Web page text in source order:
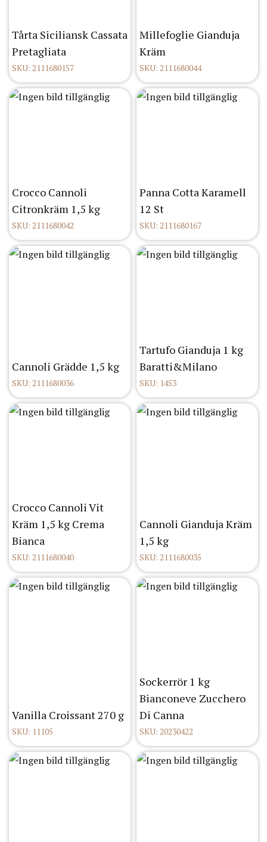
Tårta Siciliansk Cassata
Pretagliata
SKU: 2111680157
Millefoglie Gianduja
Kräm
SKU: 2111680044
Crocco Cannoli
Citronkräm 1,5 kg
SKU: 2111680042
Panna Cotta Karamell
12 St
SKU: 2111680167
Cannoli Grädde 1,5 kg
SKU: 2111680036
Tartufo Gianduja 1 kg
Baratti&Milano
SKU: 1453
Crocco Cannoli Vit
Kräm 1,5 kg Crema
Bianca
SKU: 2111680040
Cannoli Gianduja Kräm
1,5 kg
SKU: 2111680035
Vanilla Croissant 270 g
SKU: 11105
Sockerrör 1 kg
Bianconeve Zucchero
Di Canna
SKU: 20230422